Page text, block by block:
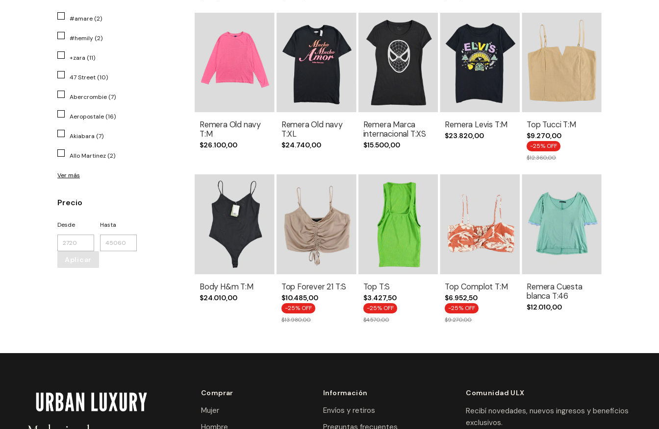
#amare (2)
#hemily (2)
+zara (11)
47 Street (10)
Abercrombie (7)
Aeropostale (16)
Akiabara (7)
Allo Martinez (2)
Ver más
Precio
Desde Hasta
Aplicar
Remera Old navy
T:M
$26.100,00
Remera Old navy
T:XL
$24.740,00
Remera Marca
internacional T:XS
$15.500,00
Remera Levis T:M
$23.820,00
Top Tucci T:M
$9.270,00
-25% OFF
$12.360,00
Body H&m T:M
$24.010,00
Top Forever 21 T:S
$10.485,00
-25% OFF
$13.980,00
Top T:S
$3.427,50
-25% OFF
$4.570,00
Top Complot T:M
$6.952,50
-25% OFF
$9.270,00
Remera Cuesta
blanca T:46
$12.010,00
Comprar
Mujer
Hombre
Información
Envíos y retiros
Preguntas frecuentes
Comunidad ULX
Recibí novedades, nuevos ingresos y beneficios
exclusivos.